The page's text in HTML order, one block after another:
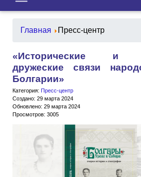
Главная Пресс-центр
«Исторические и
дружеские связи
Болгарии»
Категория: Пресс-центр
Создано: 29 марта 2024
Обновлено: 29 марта 2024
Просмотров: 3005